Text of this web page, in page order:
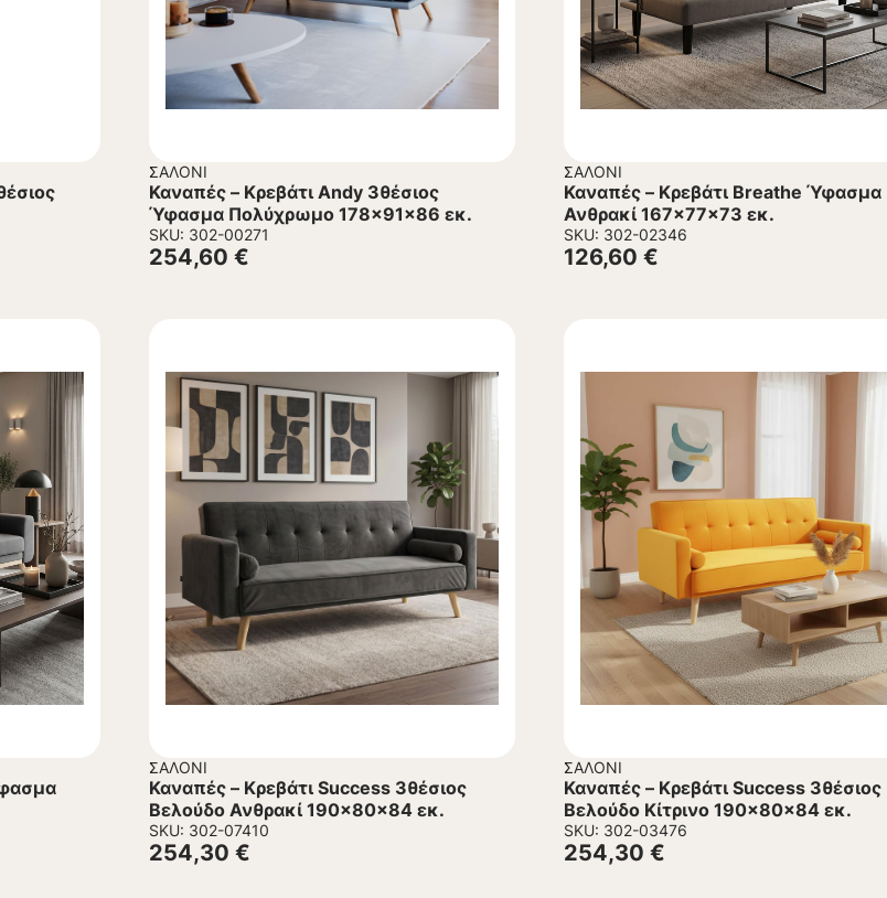
ΣΑΛΌΝΙ
Καναπές – Kρεβάτι Andy 3θέσιος
Ύφασμα Πολύχρωμο 178x91x86 εκ.
SKU: 302-00271
254,60 €
ΣΑΛΌΝΙ
Καναπές – Kρεβάτι Breathe Ύφασμα
Ανθρακί 167x77x73 εκ.
SKU: 302-02346
126,60 €
ΣΑΛΌΝΙ
Καναπές – Kρεβάτι Success 3θέσιος
Βελούδο Ανθρακί 190x80x84 εκ.
SKU: 302-07410
254,30 €
ΣΑΛΌΝΙ
Καναπές – Kρεβάτι Success 3θέσιος
Βελούδο Κίτρινο 190x80x84 εκ.
SKU: 302-03476
254,30 €